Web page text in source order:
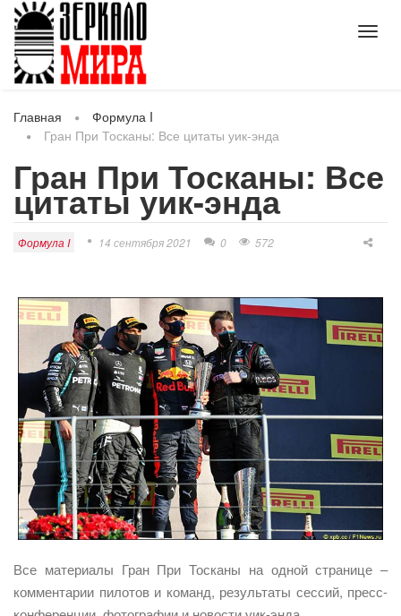
Главная
Формула I
Гран При Тосканы: Все цитаты уик-энда
Гран При Тосканы: Все
цитаты уик-энда
Формула I 14 сентября 2021 0 572
Все материалы Гран При Тосканы на одной странице –
комментарии пилотов и команд, результаты сессий, пресс-